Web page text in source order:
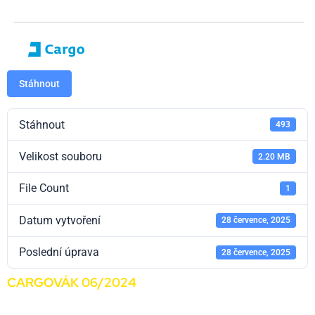
Stáhnout
Stáhnout 493
Velikost souboru 2.20 MB
File Count 1
Datum vytvoření 28 července, 2025
Poslední úprava 28 července, 2025
CARGOVÁK 06/2024